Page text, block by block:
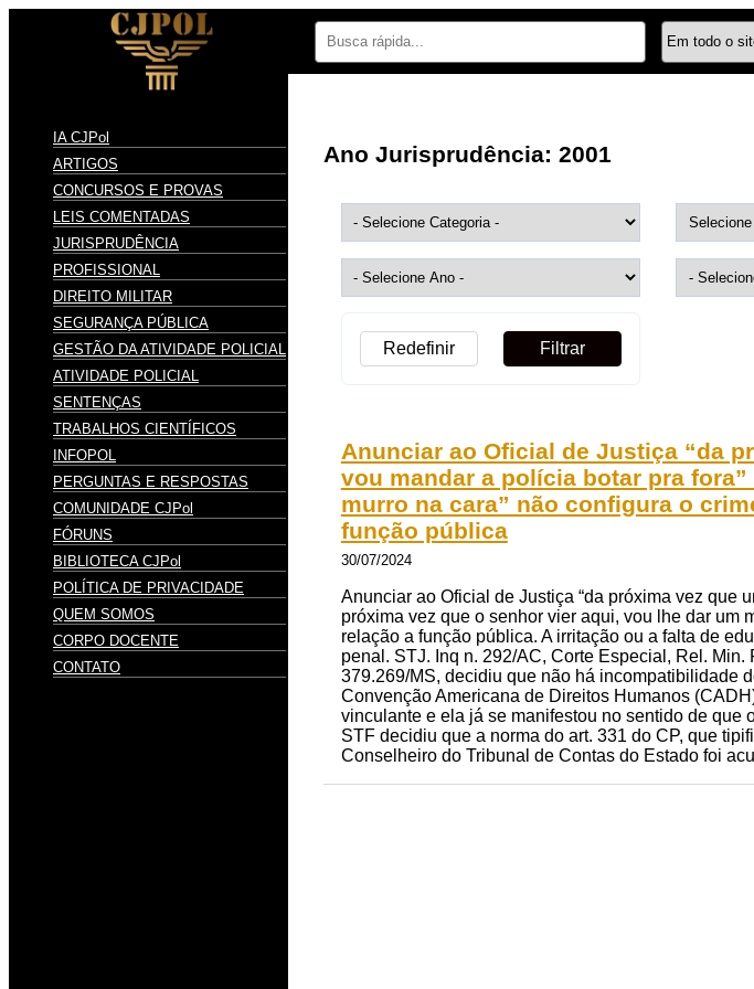
IA CJPol
ARTIGOS
CONCURSOS E PROVAS
LEIS COMENTADAS
JURISPRUDÊNCIA
PROFISSIONAL
DIREITO MILITAR
SEGURANÇA PÚBLICA
GESTÃO DA ATIVIDADE POLICIAL
ATIVIDADE POLICIAL
SENTENÇAS
TRABALHOS CIENTÍFICOS
INFOPOL
PERGUNTAS E RESPOSTAS
COMUNIDADE CJPol
FÓRUNS
BIBLIOTECA CJPol
POLÍTICA DE PRIVACIDADE
QUEM SOMOS
CORPO DOCENTE
CONTATO
Ano Jurisprudência: 2001
Filtrar
Redefinir
Anunciar ao Oficial de Justiça “da
vou mandar a polícia botar pra
murro na cara” não configura o
função pública
30/07/2024
Anunciar ao Oficial de Justiça “da próxima vez que
próxima vez que o senhor vier aqui, vou lhe dar um
relação a função pública. A irritação ou a falta de
penal. STJ. Inq n. 292/AC, Corte Especial, Rel.
379.269/MS, decidiu que não há incompatibilidade
Convenção Americana de Direitos Humanos
vinculante e ela já se manifestou no sentido de
STF decidiu que a norma do art. 331 do CP, que
Conselheiro do Tribunal de Contas do Estado foi